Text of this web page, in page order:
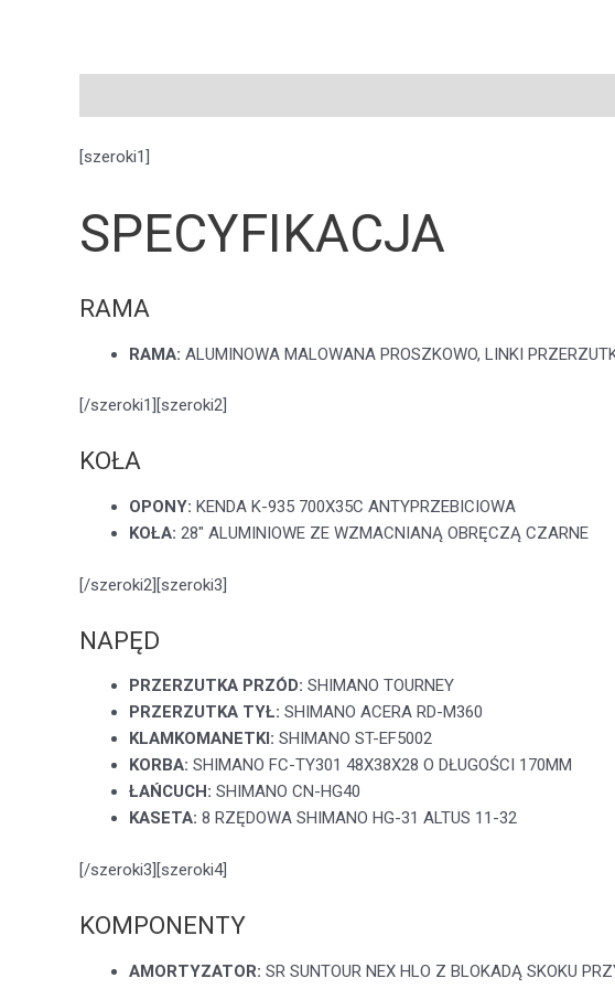
[szeroki1]
SPECYFIKACJA
RAMA
RAMA: ALUMINOWA MALOWANA PROSZKOWO, LINKI
[/szeroki1][szeroki2]
KOŁA
OPONY: KENDA K-935 700X35C ANTYPRZEBICIOWA
KOŁA: 28″ ALUMINIOWE ZE WZMACNIANĄ OBRĘCZĄ CZARNE
[/szeroki2][szeroki3]
NAPĘD
PRZERZUTKA PRZÓD: SHIMANO TOURNEY
PRZERZUTKA TYŁ: SHIMANO ACERA RD-M360
KLAMKOMANETKI: SHIMANO ST-EF5002
KORBA: SHIMANO FC-TY301 48X38X28 O DŁUGOŚCI 170MM
ŁAŃCUCH: SHIMANO CN-HG40
KASETA: 8 RZĘDOWA SHIMANO HG-31 ALTUS 11-32
[/szeroki3][szeroki4]
KOMPONENTY
AMORTYZATOR: SR SUNTOUR NEX HLO Z BLOKADĄ SKOKU